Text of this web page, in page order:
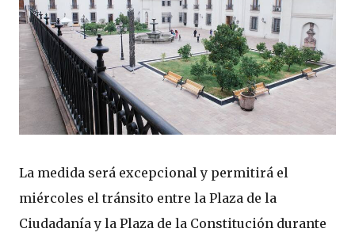
La medida será excepcional y permitirá el
miércoles el tránsito entre la Plaza de la
Ciudadanía y la Plaza de la Constitución durante